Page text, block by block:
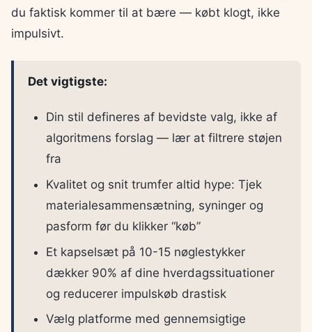
du faktisk kommer til at bære — købt klogt, ikke
impulsivt.
Det vigtigste:
Din stil defineres af bevidste valg, ikke af
algoritmens forslag — lær at filtrere støjen
fra
Kvalitet og snit trumfer altid hype: Tjek
materialesammensætning, syninger og
pasform før du klikker “køb”
Et kapselsæt på 10-15 nøglestykker
dækker 90% af dine hverdagssituationer
og reducerer impulskøb drastisk
Vælg platforme med gennemsigtige